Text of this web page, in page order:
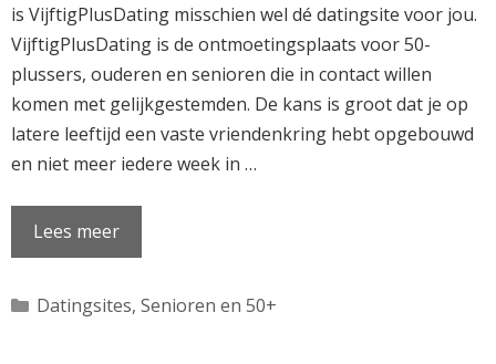
is VijftigPlusDating misschien wel dé datingsite voor jou.
VijftigPlusDating is de ontmoetingsplaats voor 50-
plussers, ouderen en senioren die in contact willen
komen met gelijkgestemden. De kans is groot dat je op
latere leeftijd een vaste vriendenkring hebt opgebouwd
en niet meer iedere week in …
Lees meer
Categorieën
Datingsites, Senioren en 50+